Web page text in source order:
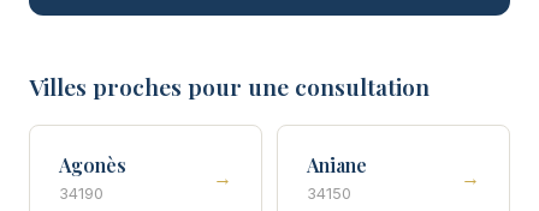
Villes proches pour une consultation
Agonès
34190
→
Aniane
34150
→